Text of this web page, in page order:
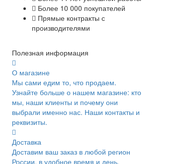
Более 10 000 покупателей
Прямые контракты с
производителями
Полезная информация
О магазине
Мы сами едим то, что продаем.
Узнайте больше о нашем магазине: кто
мы, наши клиенты и почему они
выбрали именно нас. Наши контакты и
реквизиты.
Доставка
Доставим ваш заказ в любой регион
России, в удобное время и день.